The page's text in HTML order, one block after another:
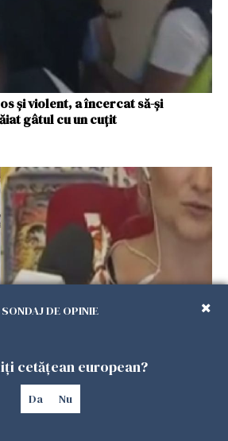
şi violent, a încercat să-şi
gâtul cu un cuţit
la Cuțite) snopită în bătaie în
„Mi-a smuls părul pe viu!“. A
spital
SONDAJ DE OPINIE
cetățean european?
Da Nu